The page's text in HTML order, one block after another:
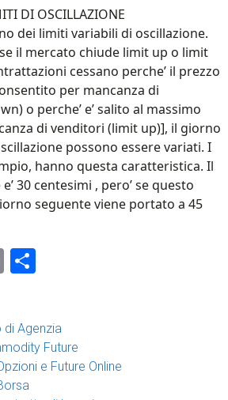
DI OSCILLAZIONE
dei limiti variabili di oscillazione.
il mercato chiude limit up o limit
cessano perche’ il prezzo
per mancanza di
o perche’ e’ salito al massimo
di venditori (limit up)], il giorno
possono essere variati. I
hanno questa caratteristica. Il
30 centesimi , pero’ se questo
seguente viene portato a 45
EmailCondividi
Agenzia
Future
e Future Online